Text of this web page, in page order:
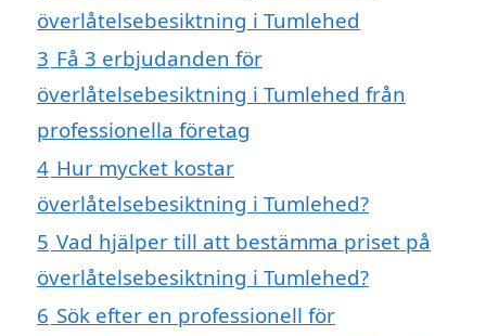
överlåtelsebesiktning i Tumlehed
3 Få 3 erbjudanden för
överlåtelsebesiktning i Tumlehed från
professionella företag
4 Hur mycket kostar
överlåtelsebesiktning i Tumlehed?
5 Vad hjälper till att bestämma priset på
överlåtelsebesiktning i Tumlehed?
6 Sök efter en professionell för